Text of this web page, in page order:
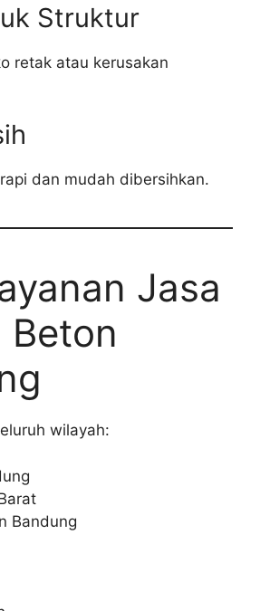
Struktur
retak atau kerusakan
dan mudah dibersihkan.
Jasa
Beton
wilayah:
Bandung